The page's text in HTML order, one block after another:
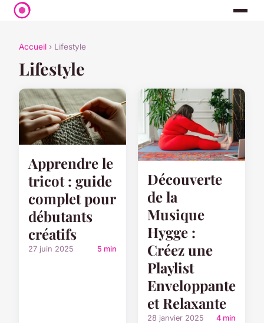
Accueil › Lifestyle
Lifestyle
Apprendre le
tricot : guide
complet pour
débutants
créatifs
27 juin 2025 5 min
Découverte
de la
Musique
Hygge :
Créez une
Playlist
Enveloppante
et Relaxante
28 janvier 2025 4 min